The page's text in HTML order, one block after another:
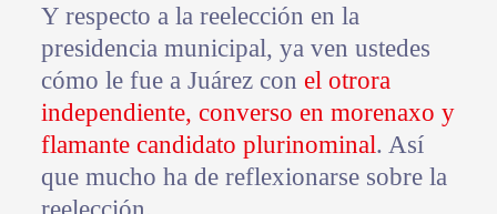
Y respecto a la reelección en la
presidencia municipal, ya ven ustedes
cómo le fue a Juárez con el otrora
independiente, converso en morenaxo y
flamante candidato plurinominal. Así
que mucho ha de reflexionarse sobre la